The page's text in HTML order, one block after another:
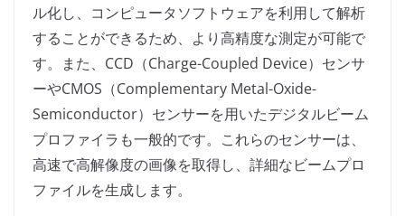
ル化し、コンピュータソフトウェアを利用して解析
することができるため、より高精度な測定が可能で
す。また、CCD（Charge-Coupled Device）センサ
ーやCMOS（Complementary Metal-Oxide-
Semiconductor）センサーを用いたデジタルビーム
プロファイラも一般的です。これらのセンサーは、
高速で高解像度の画像を取得し、詳細なビームプロ
ファイルを生成します。